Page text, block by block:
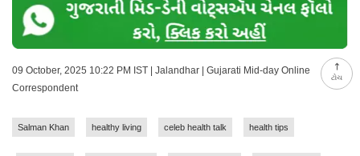
ટોચ
09 October, 2025 10:22 PM IST | Jalandhar | Gujarati Mid-day Online
Correspondent
Salman Khan healthy living celeb health talk health tips